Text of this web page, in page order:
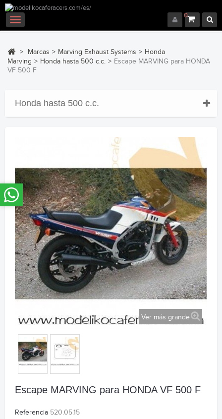
0
Navegación
Toggle
> Marcas > Marving Exhaust Systems > Honda
Marving > Honda hasta 500 c.c. > Escape MARVING para HONDA
VF 500 F
Honda hasta 500 c.c.
Ver más grande
Escape MARVING para HONDA VF 500 F
Referencia 520.05.15